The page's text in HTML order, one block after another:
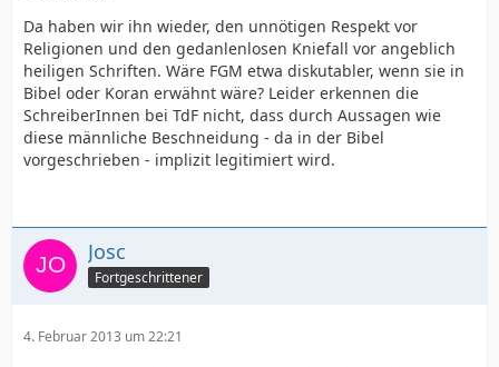
Da haben wir ihn wieder, den unnötigen Respekt vor
Religionen und den gedanlenlosen Kniefall vor angeblich
heiligen Schriften. Wäre FGM etwa diskutabler, wenn sie in
Bibel oder Koran erwähnt wäre? Leider erkennen die
SchreiberInnen bei TdF nicht, dass durch Aussagen wie
diese männliche Beschneidung - da in der Bibel
vorgeschrieben - implizit legitimiert wird.
Josc
Fortgeschrittener
4. Februar 2013 um 22:21